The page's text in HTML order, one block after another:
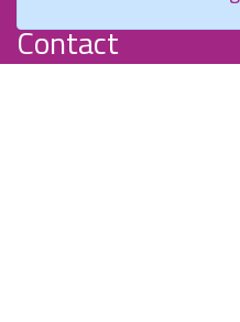
Contact